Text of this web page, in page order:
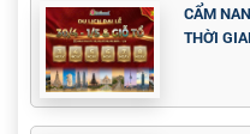
CẨM
THỜI